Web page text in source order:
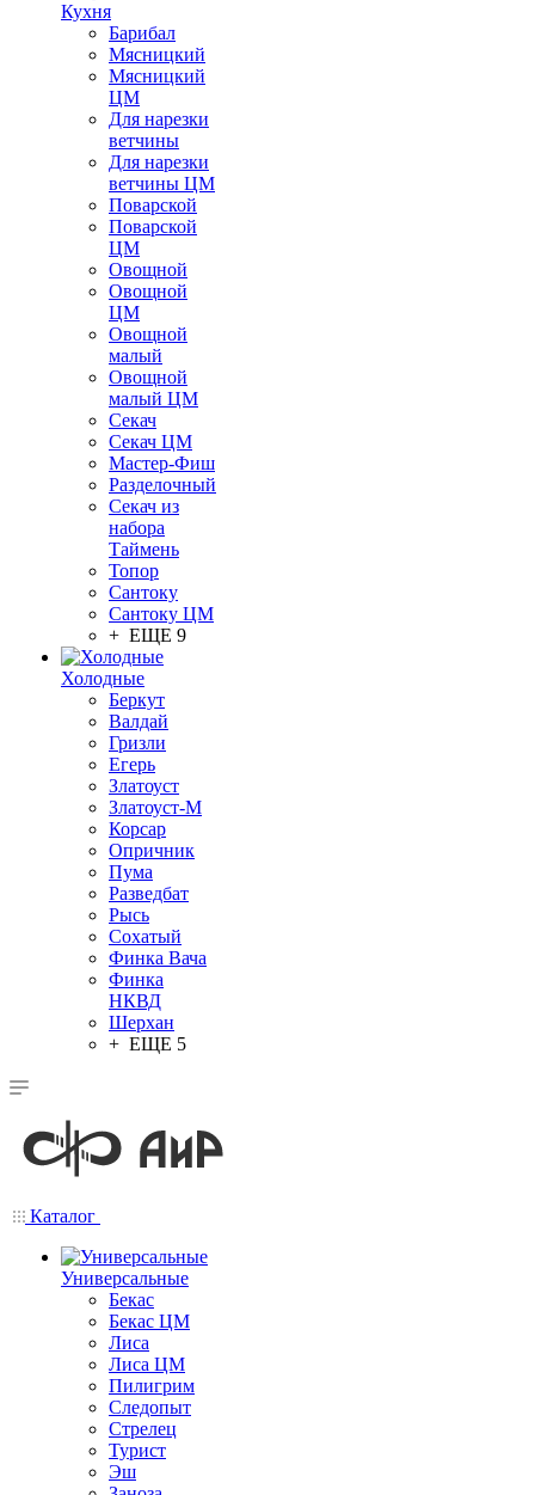
Кухня
Барибал
Мясницкий
Мясницкий
ЦМ
Для нарезки
ветчины
Для нарезки
ветчины ЦМ
Поварской
Поварской
ЦМ
Овощной
Овощной
ЦМ
Овощной
малый
Овощной
малый ЦМ
Секач
Секач ЦМ
Мастер-Фиш
Разделочный
Секач из
набора
Таймень
Топор
Сантоку
Сантоку ЦМ
+ ЕЩЕ 9
Холодные
Беркут
Валдай
Гризли
Егерь
Златоуст
Златоуст-М
Корсар
Опричник
Пума
Разведбат
Рысь
Сохатый
Финка Вача
Финка
НКВД
Шерхан
+ ЕЩЕ 5
Каталог
Универсальные
Бекас
Бекас ЦМ
Лиса
Лиса ЦМ
Пилигрим
Следопыт
Стрелец
Турист
Эш